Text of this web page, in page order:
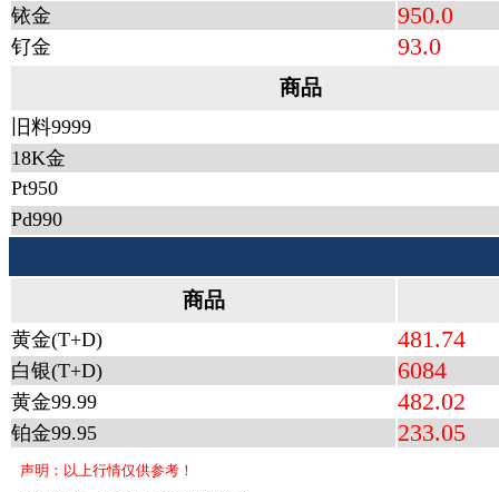
铱金 950.0
钌金 93.0
商品
旧料9999
18K金
Pt950
Pd990
商品
黄金(T+D) 481.74
白银(T+D) 6084
黄金99.99 482.02
铂金99.95 233.05
声明：以上行情仅供参考！